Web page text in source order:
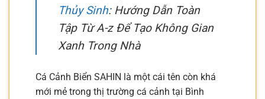
Thủy Sinh: Hướng Dẫn Toàn
Tập Từ A-z Để Tạo Không Gian
Xanh Trong Nhà
Cá Cảnh Biển SAHIN là một cái tên còn khá
mới mẻ trong thị trường cá cảnh tại Bình